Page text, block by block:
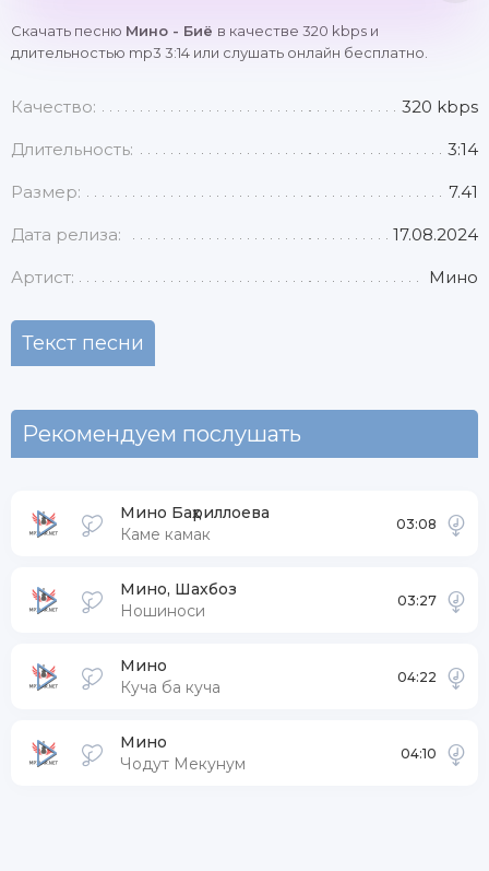
Скачать песню Мино - Биё в качестве 320 kbps и
длительностью mp3 3:14 или слушать онлайн бесплатно.
Качество: 320 kbps
Длительность: 3:14
Размер: 7.41
Дата релиза: 17.08.2024
Артист: Мино
Текст песни
Рекомендуем послушать
Мино Баҳриллоева
Каме камак
03:08
Мино, Шахбоз
Ношиноси
03:27
Мино
Куча ба куча
04:22
Мино
Чодут Мекунум
04:10